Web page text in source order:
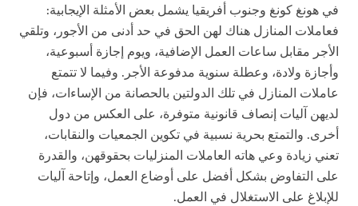
في هونغ كونغ وجنوب أفريقيا يشمل بعض الأمثلة الإيجابية:
فعاملات المنازل هناك لهن الحق في حد أدنى من الأجور، وتلقي
الأجر مقابل ساعات العمل الإضافية، ويوم إجازة أسبوعية،
وأجازة ولادة، وعطلة سنوية مدفوعة الأجر. وفيما لا تتمتع
عاملات المنازل في تلك الدولتين بالحصانة من الإساءات، فإن
لديهن آليات إنصاف قانونية متوفرة، على العكس من دول
أخرى. والتمتع بحرية نسبية في تكوين الجمعيات والنقابات،
تعني زيادة وعي هاته العاملات المنزليات بحقوقهن، والقدرة
على التفاوض بشكل أفضل على أوضاع العمل، وإتاحة آليات
للإبلاغ على الاستغلال في العمل.